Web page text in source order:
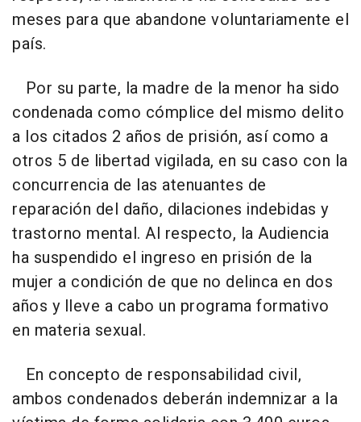
meses para que abandone voluntariamente el
país.
Por su parte, la madre de la menor ha sido
condenada como cómplice del mismo delito
a los citados 2 años de prisión, así como a
otros 5 de libertad vigilada, en su caso con la
concurrencia de las atenuantes de
reparación del daño, dilaciones indebidas y
trastorno mental. Al respecto, la Audiencia
ha suspendido el ingreso en prisión de la
mujer a condición de que no delinca en dos
años y lleve a cabo un programa formativo
en materia sexual.
En concepto de responsabilidad civil,
ambos condenados deberán indemnizar a la